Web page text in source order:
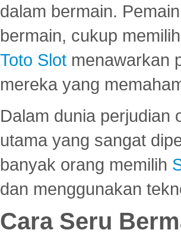
dalam bermain.
bermain, cukup
Toto Slot menawarkan
mereka yang
Dalam dunia perjudian
utama yang sangat
banyak orang memilih
dan menggunakan
Cara Seru